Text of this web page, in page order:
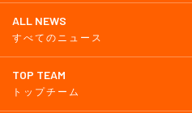
ALL NEWS
すべてのニュース
TOP TEAM
トップチーム